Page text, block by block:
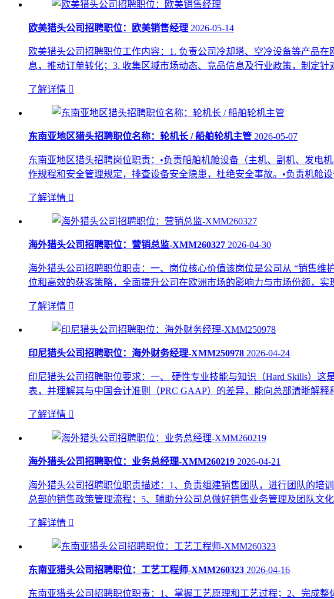
欧美猎头公司招聘职位：欧美销售经理 2026-05-14
欧美猎头公司招聘职位工作内容：1. 负责公司冷却塔、空冷设备等产品
息，推动订单转化；3. 收集区域市场动态、竞品信息及行业政策，制定
了解详情 
东南亚地区猎头招聘职位名称：轮机长 / 船舶轮机主管 2026-05-07
东南亚地区猎头招聘岗位职责：•负责船舶机舱设备（主机、副机、发电
作规程和安全管理规定，排查设备安全隐患，杜绝安全事故。•负责机舱
了解详情 
海外猎头公司招聘职位：营销总监-XMM260327 2026-04-30
海外猎头公司招聘职位职责：一、岗位核心价值该岗位是公司从 “销售
位和高效的获客策略，全面提升公司在欧洲市场的影响力与市场份额，
了解详情 
印尼猎头公司招聘职位：海外财务经理-XMM250978 2026-04-24
印尼猎头公司招聘职位要求：一、 硬性专业技能与知识（Hard Skills）
表，并理解其与中国会计准则（PRC GAAP）的差异，能向总部清晰解
了解详情 
海外猎头公司招聘职位：业务总经理-XMM260219 2026-04-21
海外猎头公司招聘职位职责描述：1、负责组建销售团队，进行团队的培
总部的销售政策管理流程；5、辅助分公司总做好销售业务管理及团队文
了解详情 
东南亚猎头公司招聘职位：工艺工程师-XMM260323 2026-04-16
东南亚猎头公司招聘职位职责：1、掌握工艺原理和工艺过程；2、完成